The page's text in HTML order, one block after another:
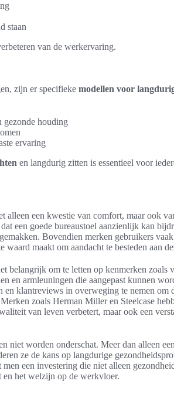
staan
van de werkervaring.
zijn er specifieke modellen voor
gezonde houding
ervaring
en langdurig zitten is essentieel voor
alleen een kwestie van comfort, maar ook
een goede bureaustoel aanzienlijk kan
Bovendien merken gebruikers
maakt om aandacht te besteden aan
belangrijk om te letten op kenmerken zoals
en armleuningen die aangepast kunnen
en klantreviews in overweging te nemen om
zoals Herman Miller en Steelcase
van leven verbetert, maar ook een
niet worden onderschat. Meer dan alleen
ze de kans op langdurige
een investering die niet alleen
en het welzijn op de werkvloer.